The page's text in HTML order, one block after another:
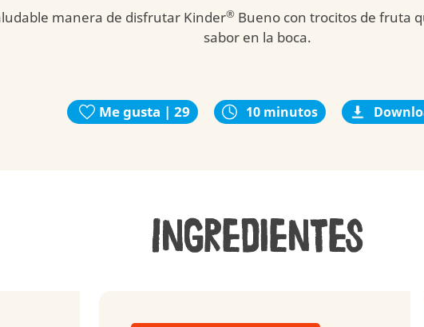
manera de disfrutar Kinder® Bueno con trocitos de fruta
sabor en la boca.
Me gusta | 29 10 minutos
Ingredientes